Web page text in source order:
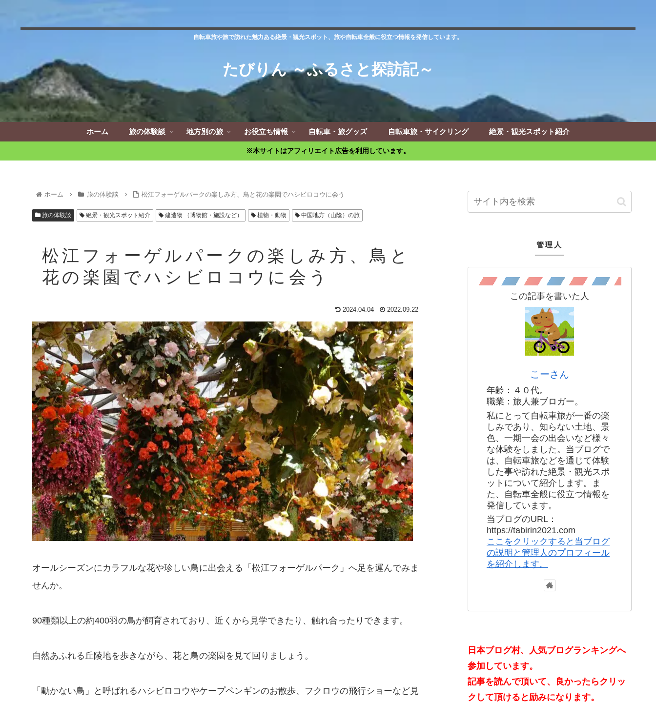
自転車旅や旅で訪れた魅力ある絶景・観光スポット、旅や自転車全般に役立つ情報を発信しています。
たびりん ～ふるさと探訪記～
ホーム 旅の体験談 地方別の旅 お役立ち情報 自転車・旅グッズ 自転車旅・サイクリング 絶景・観光スポット紹介
※本サイトはアフィリエイト広告を利用しています。
ホーム 旅の体験談 松江フォーゲルパークの楽しみ方、鳥と花の楽園でハシビロコウに会う
旅の体験談 絶景・観光スポット紹介 建造物 （博物館・施設など） 植物・動物 中国地方（山陰）の旅
松江フォーゲルパークの楽しみ方、鳥と
花の楽園でハシビロコウに会う
2024.04.04 2022.09.22
オールシーズンにカラフルな花や珍しい鳥に出会える「松江フォーゲルパーク」へ足を運んでみま
せんか。
90種類以上の約400羽の鳥が飼育されており、近くから見学できたり、触れ合ったりできます。
自然あふれる丘陵地を歩きながら、花と鳥の楽園を見て回りましょう。
「動かない鳥」と呼ばれるハシビロコウやケープペンギンのお散歩、フクロウの飛行ショーなど見
管理人
この記事を書いた人
こーさん
年齢：４０代。
職業：旅人兼ブロガー。
私にとって自転車旅が一番の楽
しみであり、知らない土地、景
色、一期一会の出会いなど様々
な体験をしました。当ブログで
は、自転車旅などを通じて体験
した事や訪れた絶景・観光スポ
ットについて紹介します。ま
た、自転車全般に役立つ情報を
発信しています。
当ブログのURL：
https://tabirin2021.com
ここをクリックすると当ブログ
の説明と管理人のプロフィール
を紹介します。
日本ブログ村、人気ブログランキングへ
参加しています。
記事を読んで頂いて、良かったらクリッ
クして頂けると励みになります。